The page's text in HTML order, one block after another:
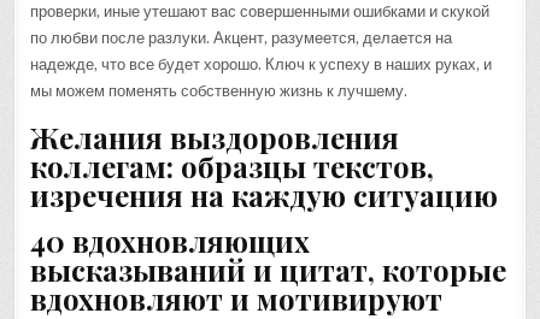
проверки, иные утешают вас совершенными ошибками и скукой
по любви после разлуки. Акцент, разумеется, делается на
надежде, что все будет хорошо. Ключ к успеху в наших руках, и
мы можем поменять собственную жизнь к лучшему.
Желания выздоровления
коллегам: образцы текстов,
изречения на каждую ситуацию
40 вдохновляющих
высказываний и цитат, которые
вдохновляют и мотивируют